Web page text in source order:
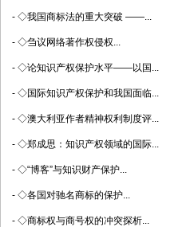
- ◇我国商标法的重大突破 ——...
- ◇刍议网络著作权侵权...
- ◇论知识产权保护水平——以国...
- ◇国际知识产权保护和我国面临...
- ◇澳大利亚作者精神权利制度评...
- ◇郑成思：知识产权领域的国际...
- ◇“博客”与知识财产保护...
- ◇各国对驰名商标的保护...
- ◇商标权与商号权的冲突探析...